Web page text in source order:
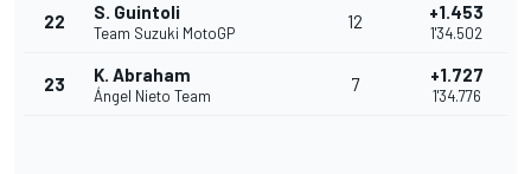
22 S. Guintoli
Team Suzuki MotoGP
12 +1.453
1'34.502
23 K. Abraham
Ángel Nieto Team
7 +1.727
1'34.776